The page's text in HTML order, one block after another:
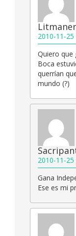
2010-11-25
Quiero que
Boca
querrían
mundo (?)
2010-11-25
Gana
Ese es mi